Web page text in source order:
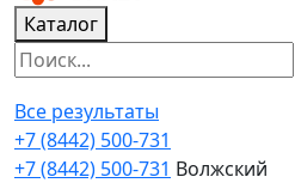
Каталог
Все результаты
+7 (8442) 500-731
+7 (8442) 500-731 Волжский